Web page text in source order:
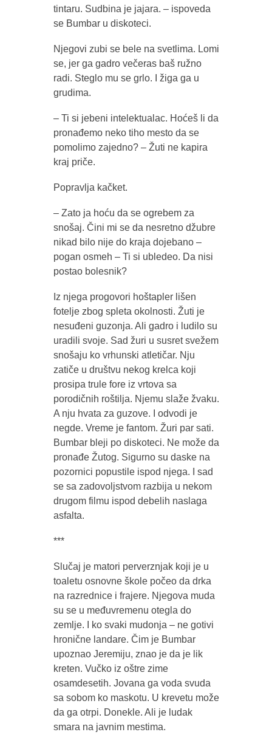
tintaru. Sudbina je jajara. – ispoveda
se Bumbar u diskoteci.
Njegovi zubi se bele na svetlima. Lomi
se, jer ga gadro večeras baš ružno
radi. Steglo mu se grlo. I žiga ga u
grudima.
– Ti si jebeni intelektualac. Hoćeš li da
pronađemo neko tiho mesto da se
pomolimo zajedno? – Žuti ne kapira
kraj priče.
Popravlja kačket.
– Zato ja hoću da se ogrebem za
snošaj. Čini mi se da nesretno džubre
nikad bilo nije do kraja dojebano –
pogan osmeh – Ti si ubledeo. Da nisi
postao bolesnik?
Iz njega progovori hoštapler lišen
fotelje zbog spleta okolnosti. Žuti je
nesuđeni guzonja. Ali gadro i ludilo su
uradili svoje. Sad žuri u susret svežem
snošaju ko vrhunski atletičar. Nju
zatiče u društvu nekog krelca koji
prosipa trule fore iz vrtova sa
porodičnih roštilja. Njemu slaže žvaku.
A nju hvata za guzove. I odvodi je
negde. Vreme je fantom. Žuri par sati.
Bumbar bleji po diskoteci. Ne može da
pronađe Žutog. Sigurno su daske na
pozornici popustile ispod njega. I sad
se sa zadovoljstvom razbija u nekom
drugom filmu ispod debelih naslaga
asfalta.
***
Slučaj je matori perverznjak koji je u
toaletu osnovne škole počeo da drka
na razrednice i frajere. Njegova muda
su se u međuvremenu otegla do
zemlje. I ko svaki mudonja – ne gotivi
hronične landare. Čim je Bumbar
upoznao Jeremiju, znao je da je lik
kreten. Vučko iz oštre zime
osamdesetih. Jovana ga voda svuda
sa sobom ko maskotu. U krevetu može
da ga otrpi. Donekle. Ali je ludak
smara na javnim mestima.